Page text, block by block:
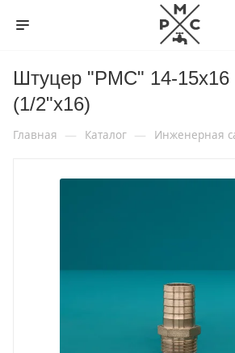
Штуцер "РМС" 14-15х16
(1/2"х16)
Главная — Каталог — Инженерная